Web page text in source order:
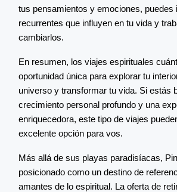
tus pensamientos y emociones, puedes
recurrentes que influyen en tu vida y
cambiarlos.
En resumen, los viajes espirituales
oportunidad única para explorar tu
universo y transformar tu vida. Si estás
crecimiento personal profundo y una
enriquecedora, este tipo de viajes
excelente opción para vos.
Más allá de sus playas paradisíacas,
posicionado como un destino de
amantes de lo espiritual. La oferta de